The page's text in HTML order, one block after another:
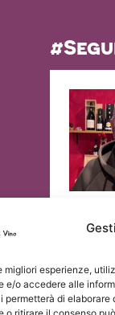
migliori esperienze,
e/o accedere alle
permetterà di